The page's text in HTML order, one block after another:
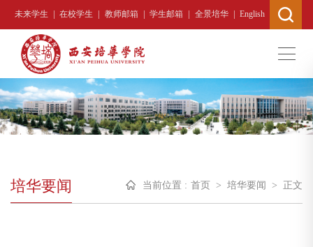
未来学生 | 在校学生 | 教师邮箱 | 学生邮箱 | 全景培华 | English
培华要闻 当前位置 : 首页 > 培华要闻 > 正文